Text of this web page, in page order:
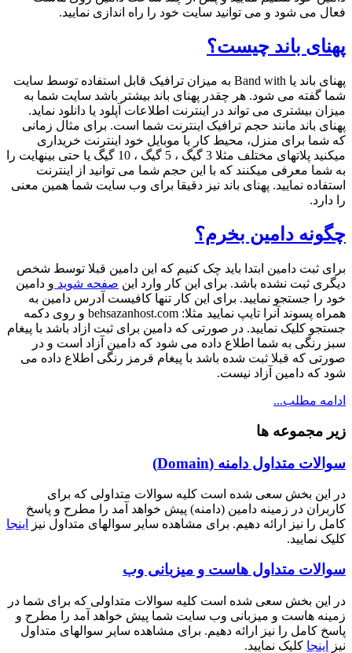
فعال می شود و می توانید سایت خود را راه اندازی نمایید.
پهنای باند چیست؟
پهنای باند یا Band with به میزان ترافیک قابل استفاده توسط سایت
شما گفته می شود. هر چقدر پهنای باند بیشتر باشد سایت شما به
میزان بیشتری می تواند در اینترنت اطلاعات آپلود یا دانلود نماید.
پهنای باند مانند حجم ترافیک اینترنت شما است. برای مثال زمانی
که شما برای منزل، محیط کار یا موبایل خود اینترنت خریداری
میکنید پلاتهای مختلف مثلا 3 گیگ ، 5 گیگ ، 10 گیگ یا حتی بینهایت را
به شما معرفی میکنند که با این حجم شما می توانید از اینترنت
استفاده نمایید. پهنای باند نیز دقیقا برای وب سایت شما همین معنی
را دارد.
چگونه دامین بخرم؟
برای ثبت دامین ابتدا باید چک کنیم که این دامین قبلا توسط شخص
دیگری ثبت نشده باشد. برای این کار وارد این صفحه شوید و دامین
خود را جستجو نمایید. برای این کار تنها کافیست آدرس دامین به
همراه پسوند آنرا تایپ نمایید مثلا: behsazanhost.com و روی دکمه
جستجو کلیک نمایید. در صورتی که دامین برای ثبت ازاد باشد با پیغام
سبز رنگی به شما اطلاع داده می شود که دامین آزاد است و در
صورتی که قبلا ثبت شده باشد با پیغام قرمز رنگی اطلاع داده می
شود که دامین آزاد نیست.
ادامه مطلب...
زیر مجموعه ها
سوالات متداول دامنه (Domain)
در این بخش سعی شده است کلیه سوالات متداولی که برای
کاربران در زمینه دامین (دامنه) پیش خواهد آمد را مطرح و پاسخ
کامل را نیز ارائه دهیم. برای مشاهده سایر سوالهای متداول نیز
اینجا
کلیک نمایید.
سوالات متداول هاست و میزبانی وب
در این بخش سعی شده است کلیه سوالات متداولی که برای شما در
زمینه هاست و میزبانی وب سایت شما پیش خواهد آمد را مطرح و
پاسخ کامل را نیز ارائه دهیم. برای مشاهده سایر سوالهای متداول
نیز
اینجا کلیک نمایید.